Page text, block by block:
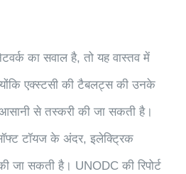
का सवाल है, तो यह वास्तव में
एक्स्टसी की टैबलट्स की उनके
से तस्करी की जा सकती है।
टॉयज के अंदर, इलेक्ट्रिक
सकती है। UNODC की रिपोर्ट